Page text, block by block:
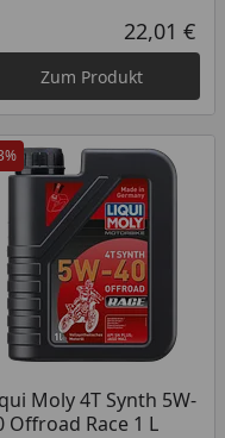
22,01 €
Zum Produkt
Moly 4T Synth 5W-
Offroad Race 1 L